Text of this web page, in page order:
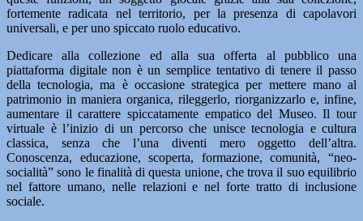
fortemente radicata nel territorio, per la presenza di capolavori
universali, e per uno spiccato ruolo educativo.
Dedicare alla collezione ed alla sua offerta al pubblico una
piattaforma digitale non è un semplice tentativo di tenere il passo
della tecnologia, ma è occasione strategica per mettere mano al
patrimonio in maniera organica, rileggerlo, riorganizzarlo e, infine,
aumentare il carattere spiccatamente empatico del Museo. Il tour
virtuale è l’inizio di un percorso che unisce tecnologia e cultura
classica, senza che l’una diventi mero oggetto dell’altra.
Conoscenza, educazione, scoperta, formazione, comunità, “neo-
socialità” sono le finalità di questa unione, che trova il suo equilibrio
nel fattore umano, nelle relazioni e nel forte tratto di inclusione
sociale.